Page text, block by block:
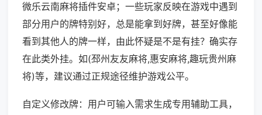
微乐云南麻将插件安卓；一些玩家反映在游戏中遇到
部分用户的牌特别好，总是能拿到好牌，甚至好像能
看到其他人的牌一样，由此怀疑是不是有挂？确实存
在此类外挂。如(邳州友友麻将,惠安麻将,趣玩贵州麻
将)等，建议通过正规途径维护游戏公平。
自定义修改牌：用户可输入需求生成专用辅助工具，